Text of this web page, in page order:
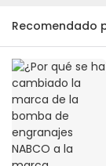
Recomendado